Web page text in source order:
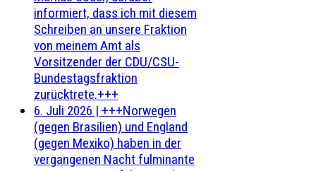
informiert, dass ich mit diesem
Schreiben an unsere Fraktion
von meinem Amt als
Vorsitzender der CDU/CSU-
Bundestagsfraktion
zurücktrete.+++
6. Juli 2026 | +++Norwegen
(gegen Brasilien) und England
(gegen Mexiko) haben in der
vergangenen Nacht fulminante